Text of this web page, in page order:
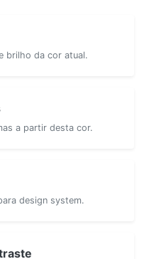
brilho da cor atual.
a partir desta cor.
design system.